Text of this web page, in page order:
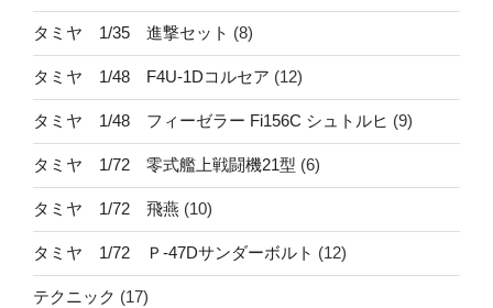
タミヤ 1/35 進撃セット (8)
タミヤ 1/48 F4U-1Dコルセア (12)
タミヤ 1/48 フィーゼラー Fi156C シュトルヒ (9)
タミヤ 1/72 零式艦上戦闘機21型 (6)
タミヤ 1/72 飛燕 (10)
タミヤ 1/72 Ｐ-47Dサンダーボルト (12)
テクニック (17)